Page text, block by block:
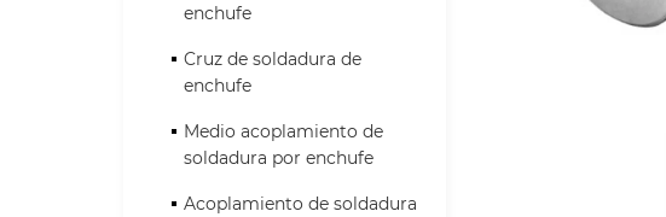
enchufe
Cruz de soldadura de
enchufe
Medio acoplamiento de
soldadura por enchufe
Acoplamiento de soldadura